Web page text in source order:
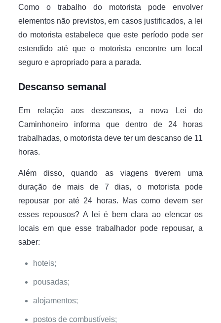
Como o trabalho do motorista pode envolver
elementos não previstos, em casos justificados, a lei
do motorista estabelece que este período pode ser
estendido até que o motorista encontre um local
seguro e apropriado para a parada.
Descanso semanal
Em relação aos descansos, a nova Lei do
Caminhoneiro informa que dentro de 24 horas
trabalhadas, o motorista deve ter um descanso de 11
horas.
Além disso, quando as viagens tiverem uma
duração de mais de 7 dias, o motorista pode
repousar por até 24 horas. Mas como devem ser
esses repousos? A lei é bem clara ao elencar os
locais em que esse trabalhador pode repousar, a
saber:
hoteis;
pousadas;
alojamentos;
postos de combustíveis;